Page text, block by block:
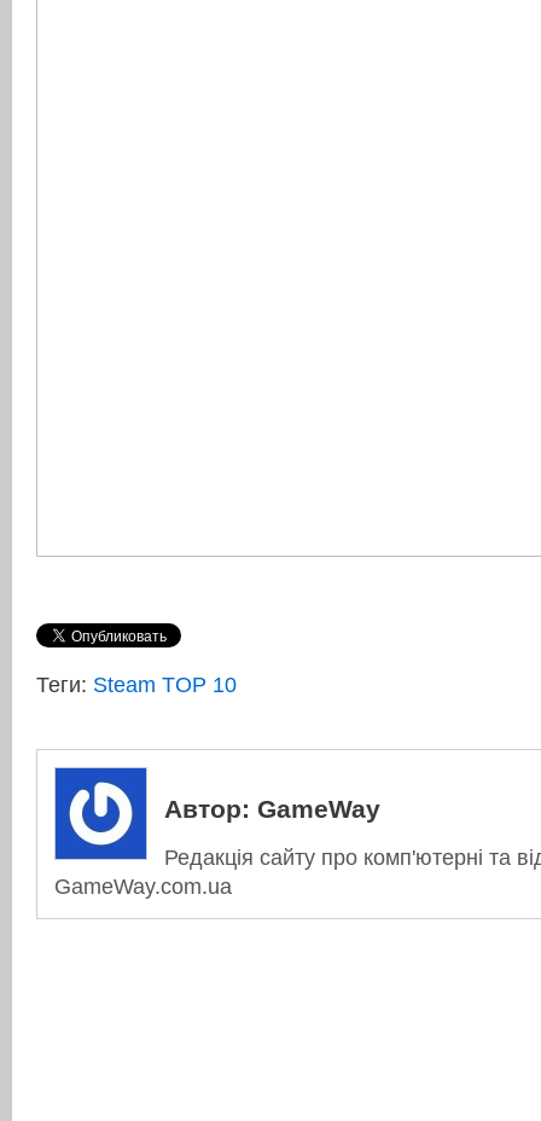
Теги: Steam TOP 10
Автор: GameWay
Редакція сайту про комп'ютерні та
GameWay.com.ua